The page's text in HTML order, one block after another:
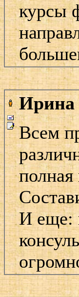
курсы
Ирина
Всем
И еще: